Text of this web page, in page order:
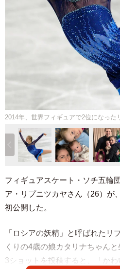
2014年、世界フィギュアで2位になった
フィギュアスケート・ソチ五輪
ア・リプニツカヤさん（26）が
初公開した。
「ロシアの妖精」と呼ばれたリ
くりの4歳の娘カタリナちゃん
3ショットを投稿すると、「か